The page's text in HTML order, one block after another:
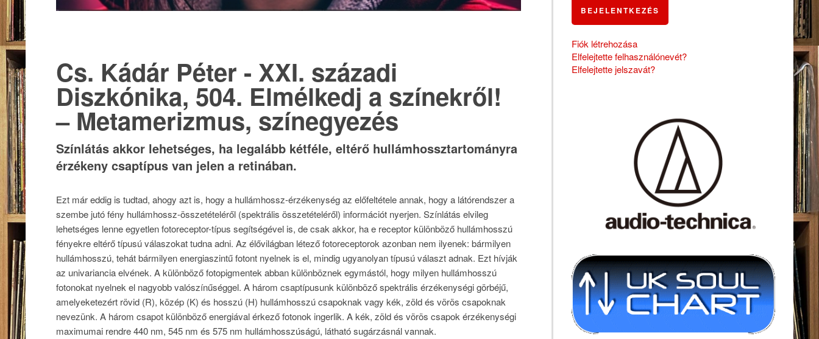
Cs. Kádár Péter - XXI. századi
Diszkónika, 504. Elmélkedj a színekről!
– Metamerizmus, színegyezés
Színlátás akkor lehetséges, ha legalább kétféle, eltérő hullámhossztartományra
érzékeny csaptípus van jelen a retinában.
Ezt már eddig is tudtad, ahogy azt is, hogy a hullámhossz-érzékenység az előfeltétele annak, hogy a látórendszer a
szembe jutó fény hullámhossz-összetételéről (spektrális összetételéről) információt nyerjen. Színlátás elvileg
lehetséges lenne egyetlen fotoreceptor-típus segítségével is, de csak akkor, ha e receptor különböző hullámhosszú
fényekre eltérő típusú válaszokat tudna adni. Az élővilágban létező fotoreceptorok azonban nem ilyenek: bármilyen
hullámhosszú, tehát bármilyen energiaszintű fotont nyelnek is el, mindig ugyanolyan típusú választ adnak. Ezt hívják
az univariancia elvének. A különböző fotopigmentek abban különböznek egymástól, hogy milyen hullámhosszú
fotonokat nyelnek el nagyobb valószínűséggel. A három csaptípusunk különböző spektrális érzékenységi görbéjű,
amelyeketezért rövid (R), közép (K) és hosszú (H) hullámhosszú csapoknak vagy kék, zöld és vörös csapoknak
nevezünk. A három csapot különböző energiával érkező fotonok ingerlik. A kék, zöld és vörös csapok érzékenységi
maximumai rendre 440 nm, 545 nm és 575 nm hullámhosszúságú, látható sugárzásnál vannak.
BEJELENTKEZÉS
Fiók létrehozása
Elfelejtette felhasználónevét?
Elfelejtette jelszavát?